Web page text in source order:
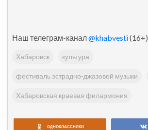
Наш телеграм-канал@khabvesti(16+)
Хабаровск культура
фестиваль эстрадно-джазовой музыки
Хабаровская краевая филармония
ОДНОКЛАССНИКИ